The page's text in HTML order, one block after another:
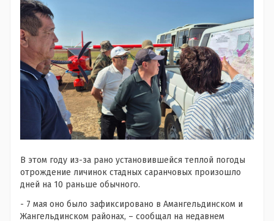
В этом году из-за рано установившейся теплой погоды
отрождение личинок стадных саранчовых произошло
дней на 10 раньше обычного.
- 7 мая оно было зафиксировано в Амангельдинском и
Жангельдинском районах, – сообщал на недавнем